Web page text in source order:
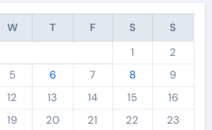
W T F S
S
1
2
5 6 7 8
9
12 13 14 15
16
19 20 21 22
23